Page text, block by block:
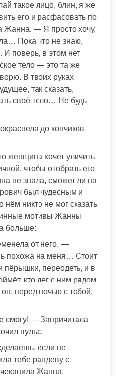
такое лицо, блин, я же
его и расфасовать по
Жанна. — Я просто хочу,
Пока что не знаю,
И поверь, в этом нет
тело — это та же
В твоих руках
так сказать,
своё тело… Не будь
до кончиков
женщина хочет уличить
чтобы отобрать его
не знала, сможет ли на
был чудесным и
никто не мог сказать
мотивы Жанны
больше:
от него. —
похожа на меня… Стоит
пёрышки, переодеть, и в
кто лег с ним рядом.
перед ночью с тобой,
смогу! — Запричитала
пульс.
если не
тебе рандеву с
Жанна.